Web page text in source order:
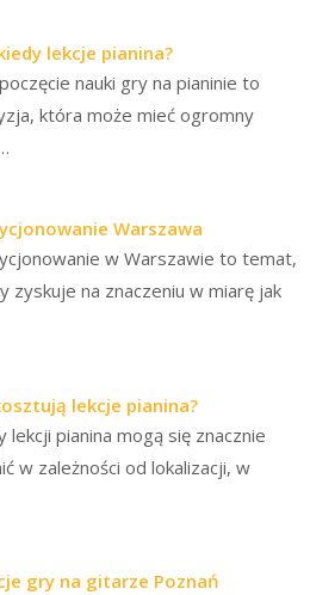
lekcje pianina?
nauki gry na pianinie to
która może mieć ogromny
Warszawa
w Warszawie to temat,
zyskuje na znaczeniu w miarę jak
lekcje pianina?
lekcji pianina mogą się znacznie
w zależności od lokalizacji, w
gry na gitarze Poznań